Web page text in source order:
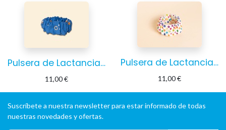
Pulsera de Lactancia Azul
11,00€
Pulsera de Lactancia Lunares
11,00€
Suscríbete a nuestra newsletter para estar informado de todas
nuestras novedades y ofertas.